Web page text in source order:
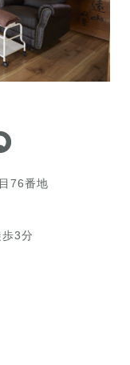
76番地
3分